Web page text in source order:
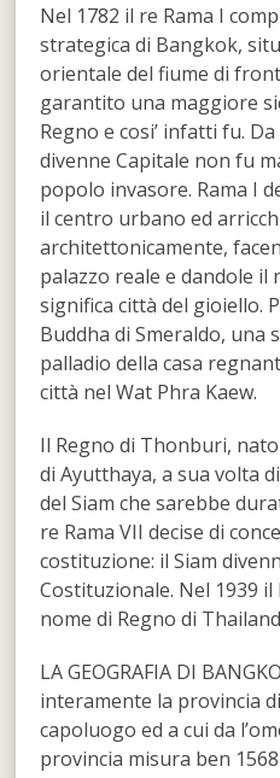
Nel 1782 il re Rama I
strategica di Bangkok,
orientale del fiume di
garantito una maggiore
Regno e cosi’ infatti fu.
divenne Capitale non fu
popolo invasore. Rama I
il centro urbano ed
architettonicamente,
palazzo reale e dandole il
significa città del gioiello.
Buddha di Smeraldo, una
palladio della casa
città nel Wat Phra Kaew.
Il Regno di Thonburi,
di Ayutthaya, a sua volta
del Siam che sarebbe
re Rama VII decise di
costituzione: il Siam
Costituzionale. Nel 1939 il
nome di Regno di
LA GEOGRAFIA DI
interamente la provincia
capoluogo ed a cui da
provincia misura ben